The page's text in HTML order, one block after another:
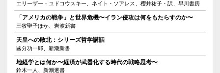
エリーザー・ユドコウスキー、ネイト・ソアレス、櫻井祐子・訳、早川書房
「アメリカの戦争」と世界危機〜イラン侵攻は何をもたらすのか〜
三牧聖子ほか、岩波新書
天皇への敗北：シリーズ哲学講話
國分功一郎、新潮新書
地経学とは何か〜経済が武器化する時代の戦略思考〜
鈴木一人、新潮選書